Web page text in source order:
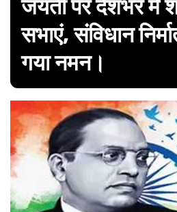
जयंती पर देशभर में
सभाएं, संविधान
गया नमन।